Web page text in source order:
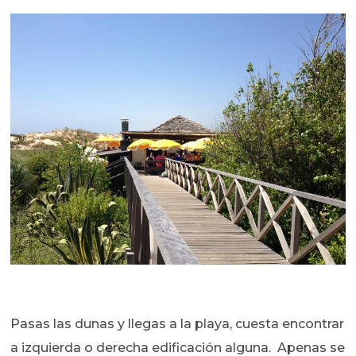
Pasas las dunas y llegas a la playa, cuesta encontrar
a izquierda o derecha edificación alguna. Apenas se